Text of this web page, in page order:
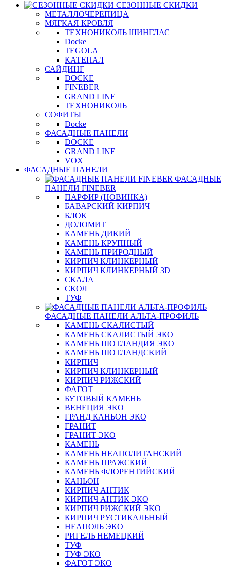
СЕЗОННЫЕ СКИДКИ
МЕТАЛЛОЧЕРЕПИЦА
МЯГКАЯ КРОВЛЯ
ТЕХНОНИКОЛЬ ШИНГЛАС
Docke
TEGOLA
КАТЕПАЛ
САЙДИНГ
DOCKE
FINEBER
GRAND LINE
ТЕХНОНИКОЛЬ
СОФИТЫ
Docke
ФАСАДНЫЕ ПАНЕЛИ
DOCKE
GRAND LINE
VOX
ФАСАДНЫЕ ПАНЕЛИ
ФАСАДНЫЕ
ПАНЕЛИ FINEBER
ПАРФИР (НОВИНКА)
БАВАРСКИЙ КИРПИЧ
БЛОК
ДОЛОМИТ
КАМЕНЬ ДИКИЙ
КАМЕНЬ КРУПНЫЙ
КАМЕНЬ ПРИРОДНЫЙ
КИРПИЧ КЛИНКЕРНЫЙ
КИРПИЧ КЛИНКЕРНЫЙ 3D
СКАЛА
СКОЛ
ТУФ
ФАСАДНЫЕ ПАНЕЛИ АЛЬТА-ПРОФИЛЬ
КАМЕНЬ СКАЛИСТЫЙ
КАМЕНЬ СКАЛИСТЫЙ ЭКО
КАМЕНЬ ШОТЛАНДИЯ ЭКО
КАМЕНЬ ШОТЛАНДСКИЙ
КИРПИЧ
КИРПИЧ КЛИНКЕРНЫЙ
КИРПИЧ РИЖСКИЙ
ФАГОТ
БУТОВЫЙ КАМЕНЬ
ВЕНЕЦИЯ ЭКО
ГРАНД КАНЬОН ЭКО
ГРАНИТ
ГРАНИТ ЭКО
КАМЕНЬ
КАМЕНЬ НЕАПОЛИТАНСКИЙ
КАМЕНЬ ПРАЖСКИЙ
КАМЕНЬ ФЛОРЕНТИЙСКИЙ
КАНЬОН
КИРПИЧ АНТИК
КИРПИЧ АНТИК ЭКО
КИРПИЧ РИЖСКИЙ ЭКО
КИРПИЧ РУСТИКАЛЬНЫЙ
НЕАПОЛЬ ЭКО
РИГЕЛЬ НЕМЕЦКИЙ
ТУФ
ТУФ ЭКО
ФАГОТ ЭКО